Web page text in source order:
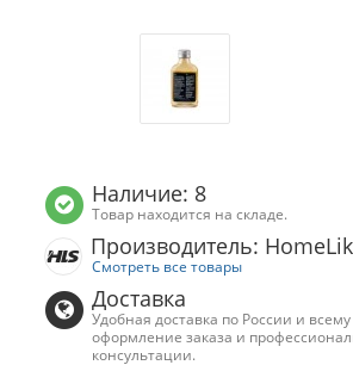
Наличие: 8
Товар находится на складе.
Производитель:
Смотреть все товары
Доставка
Удобная доставка по России и
оформление заказа и
консультации.